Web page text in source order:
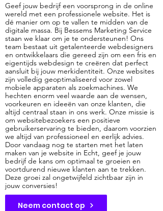
Geef jouw bedrijf een voorsprong in de online
wereld met een professionele website. Het is
dé manier om op te vallen te midden van de
digitale massa. Bij Bessems Marketing Service
staan we klaar om je te ondersteunen! Ons
team bestaat uit getalenteerde webdesigners
en ontwikkelaars die gereed zijn om een fris en
eigentijds webdesign te creëren dat perfect
aansluit bij jouw merkidentiteit. Onze websites
zijn volledig geoptimaliseerd voor zowel
mobiele apparaten als zoekmachines. We
hechten enorm veel waarde aan de wensen,
voorkeuren en ideeën van onze klanten, die
altijd centraal staan in ons werk. Onze missie is
om websitebezoekers een positieve
gebruikerservaring te bieden, daarom voorzien
we altijd van professioneel en eerlijk advies.
Door vandaag nog te starten met het laten
maken van je website in Echt, geef je jouw
bedrijf de kans om optimaal te groeien en
voortdurend nieuwe klanten aan te trekken.
Deze groei zal ongetwijfeld zichtbaar zijn in
jouw conversies!
Neem contact op